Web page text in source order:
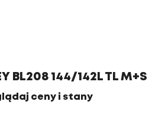
BL208 144/142L TL M+S
ceny i stany